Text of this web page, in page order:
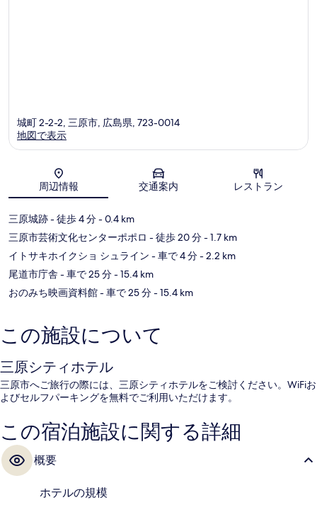
地図
城町 2-2-2, 三原市, 広島県, 723-0014
地図で表示
周辺情報 交通案内 レストラン
三原城跡- 徒歩 4 分- 0.4 km
三原市芸術文化センターポポロ - 徒歩 20 分- 1.7 km
イトサキホイクショ シュライン - 車で 4 分- 2.2 km
尾道市庁舎 - 車で 25 分- 15.4 km
おのみち映画資料館- 車で 25 分- 15.4 km
この施設について
三原シティホテル
三原市へご旅行の際には、三原シティホテルをご検討ください。WiFiお
よびセルフパーキングを無料でご利用いただけます。
この宿泊施設に関する詳細
概要
ホテルの規模